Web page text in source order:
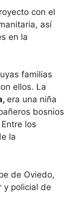
con el
así
en la
familias
ellos. La
era una niña
bosnios
los
la
de Oviedo,
y policial de